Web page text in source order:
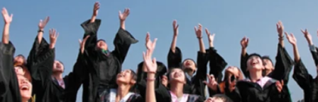
Peluang Sambung Belajar Oversea